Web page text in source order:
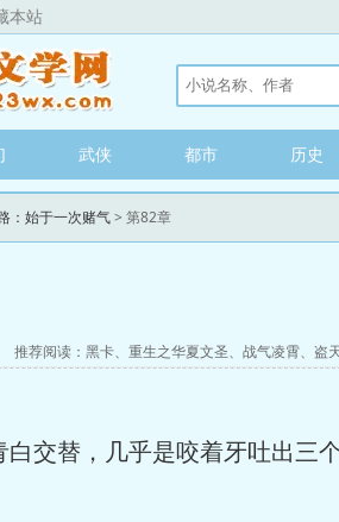
本站
武侠 都市 历史
：始于一次赌气> 第82章
推荐阅读： 黑卡、 重生之华夏文圣、 战气凌霄、 盗
交替，几乎是咬着牙吐出三